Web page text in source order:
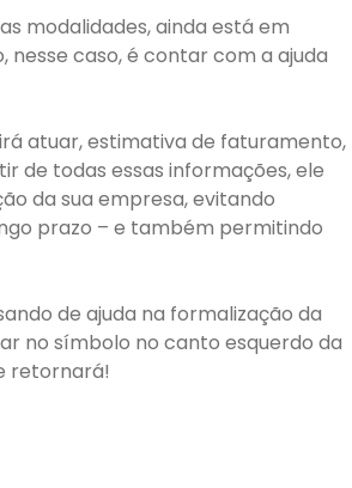
modalidades, ainda está em
nesse caso, é contar com a ajuda
atuar, estimativa de faturamento,
de todas essas informações, ele
da sua empresa, evitando
prazo – e também permitindo
de ajuda na formalização da
no símbolo no canto esquerdo da
retornará!